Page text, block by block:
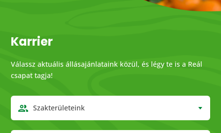
Karrier
Válassz aktuális állásajánlataink közül, és légy te is a Reál
csapat tagja!
Szakterületeink